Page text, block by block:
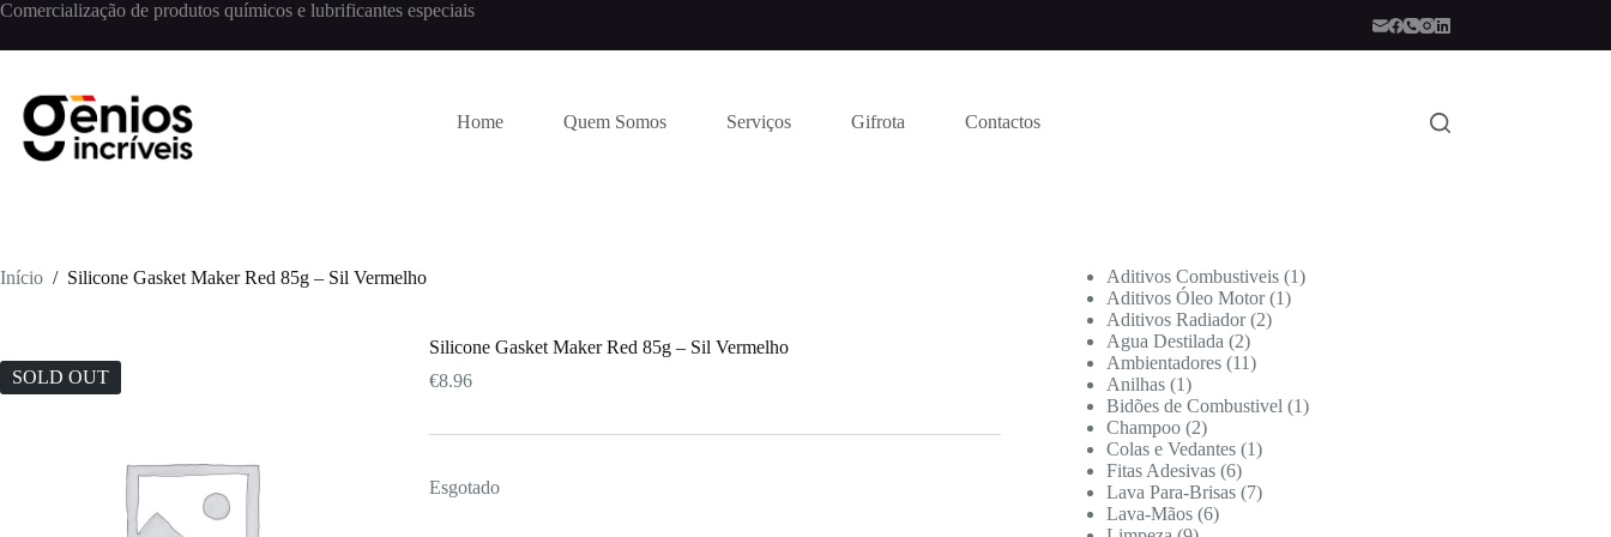
Comercialização de produtos químicos e lubrificantes especiais
Home Quem Somos Serviços Gifrota Contactos
Início / Silicone Gasket Maker Red 85g – Sil Vermelho
SOLD OUT
Silicone Gasket Maker Red 85g – Sil Vermelho
€8.96
Esgotado
Aditivos Combustiveis 1
Aditivos Óleo Motor 1
Aditivos Radiador 2
Agua Destilada
2
Ambientadores 11
Anilhas 1
Bidões de Combustivel
1
Champoo 2
Colas e Vedantes 1
Fitas Adesivas 6
Lava Para-Brisas 7
Lava-Mãos 6